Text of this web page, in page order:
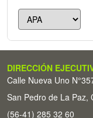
DIRECCIÓN
Calle Nueva Uno
San Pedro de La Paz,
(56-41) 285 32 60